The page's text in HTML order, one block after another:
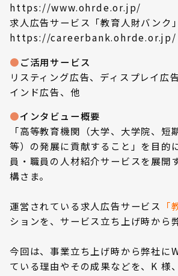
https://www.ohrde.or.jp/
求人広告サービス「教育人財バンク」
https://careerbank.ohrde.or.jp/
ご活用サービス
リスティング広告、ディスプレイ
インド広告、他
インタビュー概要
「高等教育機関（大学、大学院、
等）の発展に貢献すること」を目的
員・職員の人材紹介サービスを展開
構さま。
運営されている求人広告サービス
ションを、サービス立ち上げ時から
今回は、事業立ち上げ時から弊社に
ている理由やその成果などを、K 様